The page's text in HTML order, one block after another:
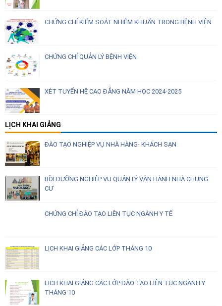
CHỨNG CHỈ KIỂM SOÁT NHIỄM KHUẨN TRONG BỆNH VIỆN
CHỨNG CHỈ QUẢN LÝ BỆNH VIỆN
XÉT TUYỂN HỆ CAO ĐẲNG NĂM HỌC 2024-2025
LỊCH KHAI GIẢNG
ĐÀO TẠO NGHIỆP VỤ NHÀ HÀNG- KHÁCH SẠN
BỒI DƯỠNG NGHIỆP VỤ QUẢN LÝ VẬN HÀNH NHÀ CHUNG
CƯ
CHỨNG CHỈ ĐÀO TẠO LIÊN TỤC NGÀNH Y TẾ
LỊCH KHAI GIẢNG CÁC LỚP THÁNG 10
LỊCH KHAI GIẢNG CÁC LỚP ĐÀO TẠO LIÊN TỤC NGÀNH Y
THÁNG 10